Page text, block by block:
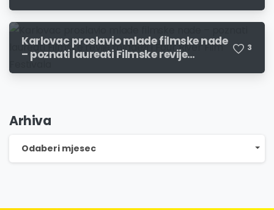
Karlovac proslavio mlade filmske nade
– poznati laureati Filmske revije
3
Arhiva
Arhiva
Odaberi mjesec